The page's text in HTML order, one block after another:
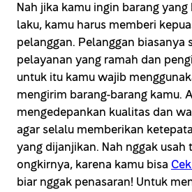
Nah jika kamu ingin barang
laku, kamu harus memberi
pelanggan. Pelanggan biasanya
pelayanan yang ramah dan
untuk itu kamu wajib
mengirim barang-barang kamu.
mengedepankan kualitas dan
agar selalu memberikan
yang dijanjikan. Nah nggak
ongkirnya, karena kamu bisa
biar nggak penasaran! Untuk